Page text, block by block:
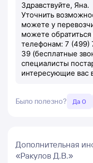
Здравствуйте, Яна.
Уточнить
можете у
можете
телефонам: 7
39 (бесплатные
специалисты
интересующие вас
Было полезно? Да 0
Дополнительная
«Ракулов Д.В.»